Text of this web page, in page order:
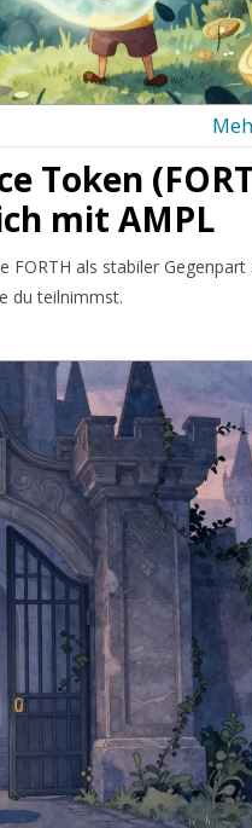
Token
mit AMPL
als stabiler Gegenpart
du teilnimmst.